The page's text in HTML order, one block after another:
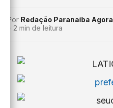
Por Redação Paranaíba Agora
• 2 min de leitura